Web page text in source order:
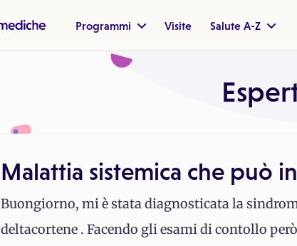
Programmi Visite Salute A-Z
Malattia sistemica che può
Buongiorno, mi è stata diagnosticata la
deltacortene . Facendo gli esami di contollo